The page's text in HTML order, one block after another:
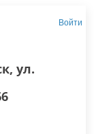
Войти
ул.